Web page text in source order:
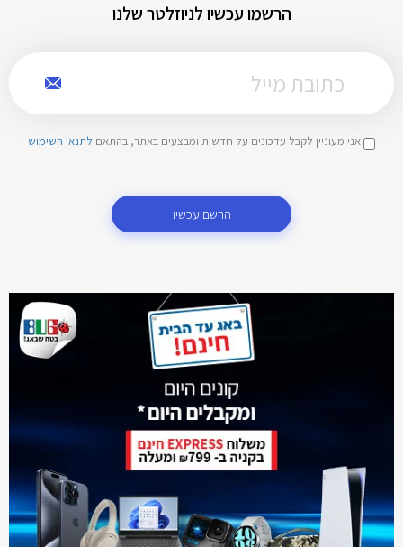
הרשמו עכשיו לניוזלטר שלנו
אני מעוניין לקבל עדכונים על חדשות ומבצעים באתר, בהתאם לתנאי השימוש
הרשם עכשיו